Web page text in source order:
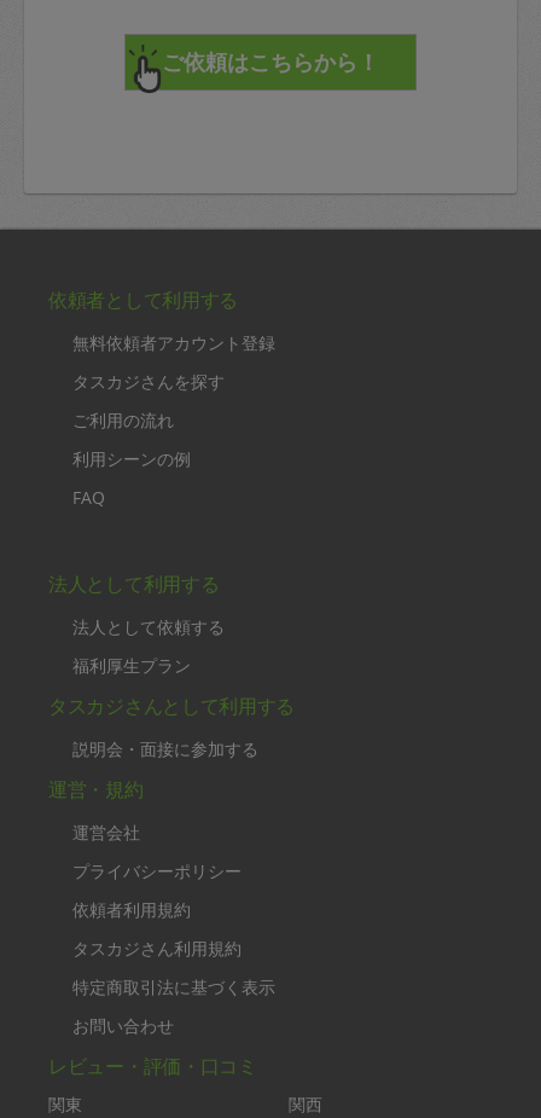
依頼者として利用する
無料依頼者アカウント登録
タスカジさんを探す
ご利用の流れ
利用シーンの例
FAQ
法人として利用する
法人として依頼する
福利厚生プラン
タスカジさんとして利用する
説明会・面接に参加する
運営・規約
運営会社
プライバシーポリシー
依頼者利用規約
タスカジさん利用規約
特定商取引法に基づく表示
お問い合わせ
レビュー・評価・口コミ
関東
関西